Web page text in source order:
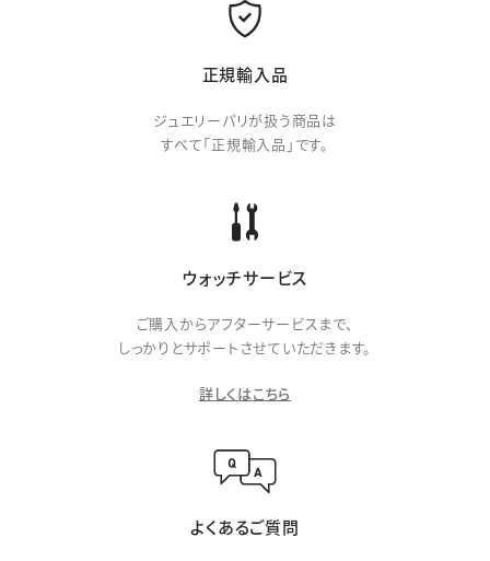
正規輸入品
ジュエリーパリが扱う商品は
すべて「正規輸入品」です。
ウォッチサービス
ご購入からアフターサービスまで、
しっかりとサポートさせていただきます。
詳しくはこちら
よくあるご質問